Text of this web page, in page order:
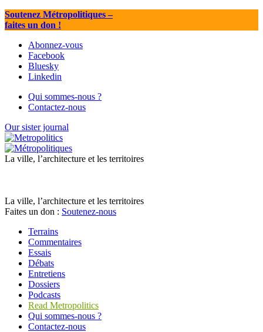
Soutenez Métropolitiques–
faites un don !
Abonnez-vous
Facebook
Bluesky
Linkedin
Qui sommes-nous ?
Contactez-nous
Our sister journal
La ville, l’architecture et les territoires
La ville, l’architecture et les territoires
Faites un don : Soutenez-nous
Terrains
Commentaires
Essais
Débats
Entretiens
Dossiers
Podcasts
Read Metropolitics
Qui sommes-nous ?
Contactez-nous